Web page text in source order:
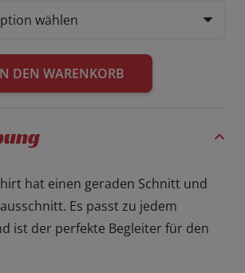
DEN WARENKORB
hat einen geraden Schnitt und
Es passt zu jedem
ist der perfekte Begleiter für den